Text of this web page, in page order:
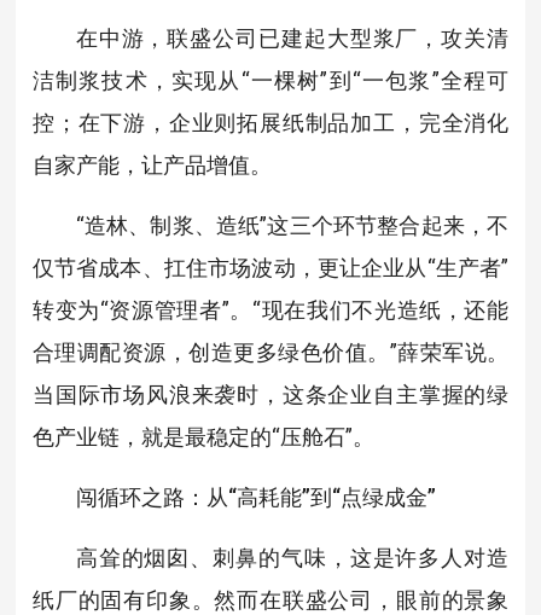
在中游，联盛公司已建起大型浆厂，攻关清
洁制浆技术，实现从“一棵树”到“一包浆”全程可
控；在下游，企业则拓展纸制品加工，完全消化
自家产能，让产品增值。
“造林、制浆、造纸”这三个环节整合起来，不
仅节省成本、扛住市场波动，更让企业从“生产者”
转变为“资源管理者”。“现在我们不光造纸，还能
合理调配资源，创造更多绿色价值。”薛荣军说。
当国际市场风浪来袭时，这条企业自主掌握的绿
色产业链，就是最稳定的“压舱石”。
闯循环之路：从“高耗能”到“点绿成金”
高耸的烟囱、刺鼻的气味，这是许多人对造
纸厂的固有印象。然而在联盛公司，眼前的景象